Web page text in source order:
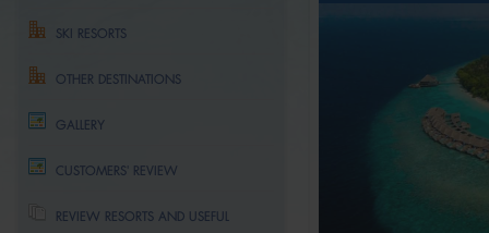
SKI RESORTS
OTHER DESTINATIONS
GALLERY
CUSTOMERS' REVIEW
REVIEW RESORTS AND USEFUL